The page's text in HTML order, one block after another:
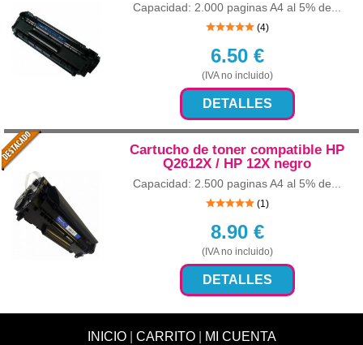
Capacidad: 2.000 paginas A4 al 5% de...
(4)
6.50€
(IVA no incluido)
DETALLES
Cartucho de toner compatible HP
Q2612X / HP 12X negro
Capacidad: 2.500 paginas A4 al 5% de...
(1)
8.90€
(IVA no incluido)
DETALLES
INICIO| CARRITO|
MI CUENTA